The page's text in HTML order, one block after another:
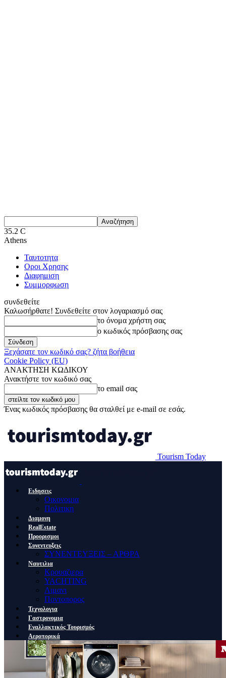
35.2 C
Athens
Ταυτοτητα
Οροι Χρησης
Διαφημιση
Συμμορφωση
συνδεθείτε
Καλωσήρθατε! Συνδεθείτε στον λογαριασμό σας
το όνομα χρήστη σας
ο κωδικός πρόσβασης σας
Ξεχάσατε τον κωδικό σας? ζήτα βοήθεια
Cookie Policy (EU)
ΑΝΑΚΤΗΣΗ ΚΩΔΙΚΟΥ
Ανακτήστε τον κωδικό σας
το email σας
Ένας κωδικός πρόσβασης θα σταλθεί με e-mail σε εσάς.
Tourism Today
Ειδησεις
Οικονομια
Πολιτικη
Διαμονη
RealEstate
Προορισμοι
Συνεντευξεις
ΣΥΝΕΝΤΕΥΞΕΙΣ – ΑΡΘΡΑ
Ναυτιλια
Κρουαζιερα
YACHTING
Λιμανι
Ποντοπορος
Τεχνολογια
Γαστρονομια
Εναλλακτικός Τουρισμός
Αεροπορικά